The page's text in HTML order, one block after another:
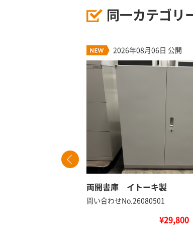
同一カテゴリ
2026年08月06日 公開
両開書庫 イトーキ製
問い合わせNo.26080501
¥29,800